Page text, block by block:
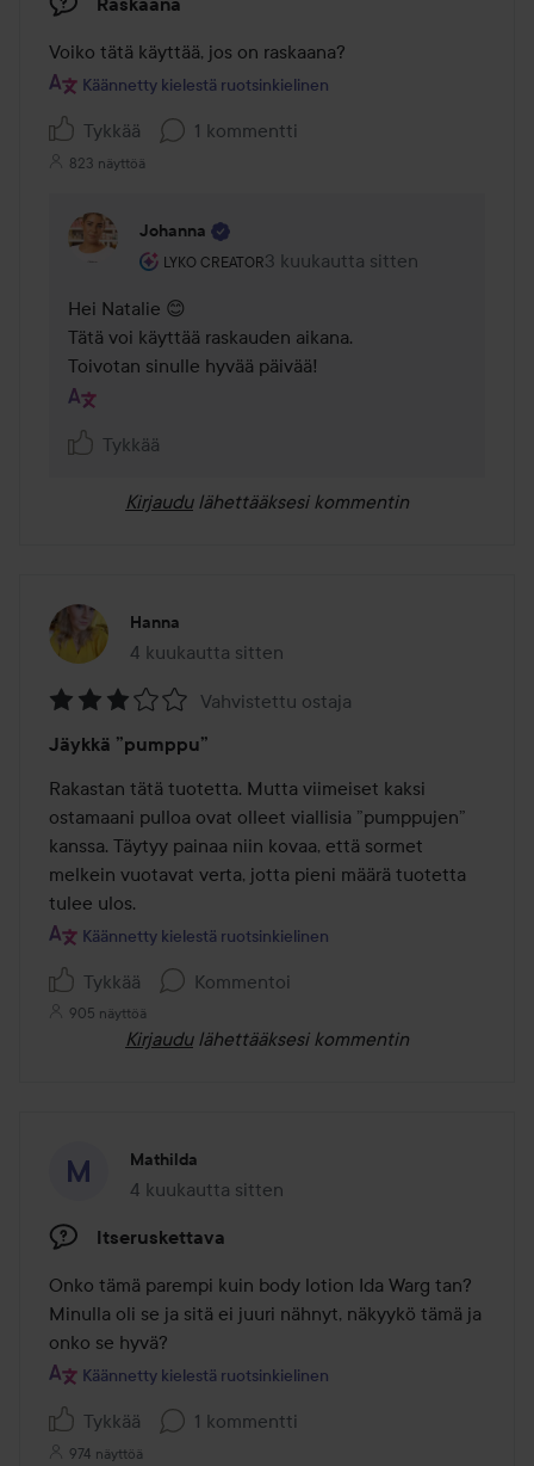
Käännetty kielestä ruotsinkielinen
Tykkää 1 kommentti
823 näyttöä
Johanna
LYKO CREATOR
Käyttäjän rooli: Lyko Creator.
3 kuukautta sitten
Kommentti lisättiin 3
Hei Natalie 😊
Tätä voi käyttää raskauden aikana.
Toivotan sinulle hyvää päivää!
Tykkää
Kirjaudu lähettääksesi kommentin
Hanna
4 kuukautta sitten
Viesti luotiin 4 kuukautta sitten
3
/
5
Vahvistettu ostaja
Jäykkä ”pumppu”
Rakastan tätä tuotetta. Mutta viimeiset kaksi
ostamaani pulloa ovat olleet viallisia ”pumppujen”
kanssa. Täytyy painaa niin kovaa, että sormet
melkein vuotavat verta, jotta pieni määrä tuotetta
tulee ulos.
Käännetty kielestä ruotsinkielinen
Tykkää Kommentoi
905 näyttöä
Kirjaudu lähettääksesi kommentin
Mathilda
4 kuukautta sitten
Viesti luotiin 4 kuukautta sitten
Itseruskettava
Onko tämä parempi kuin body lotion Ida Warg tan?
Minulla oli se ja sitä ei juuri nähnyt, näkyykö tämä ja
onko se hyvä?
Käännetty kielestä ruotsinkielinen
Tykkää 1 kommentti
974 näyttöä